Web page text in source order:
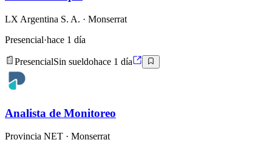
LX Argentina S. A. · Monserrat
Presencial·hace 1 día
PresencialSin sueldohace 1 día
Analista de Monitoreo
Provincia NET · Monserrat